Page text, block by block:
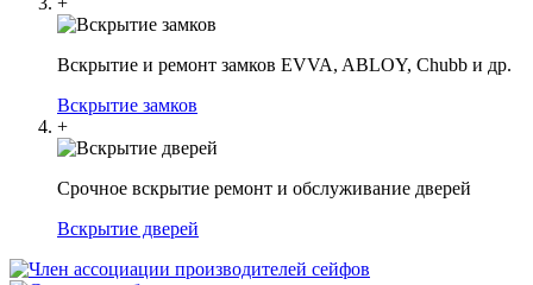
Вскрытие и ремонт замков EVVA, ABLOY, Chubb и др.
Вскрытие замков
+
Срочное вскрытие ремонт и обслуживание дверей
Вскрытие дверей